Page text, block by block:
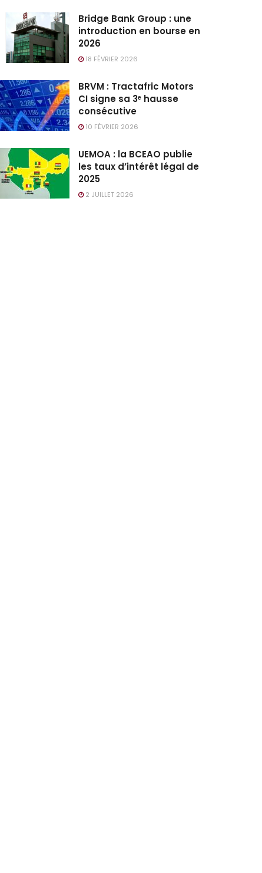
Bridge Bank Group : une
introduction en bourse en
2026
18 FÉVRIER 2026
BRVM : Tractafric Motors
CI signe sa 3ᵉ hausse
consécutive
10 FÉVRIER 2026
UEMOA : la BCEAO publie
les taux d’intérêt légal de
2025
2 JUILLET 2026